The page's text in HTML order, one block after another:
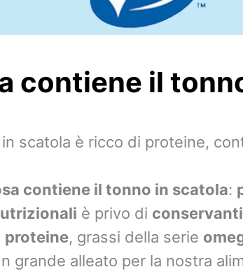
contiene il
scatola è ricco di proteine,
contiene il tonno in scatola:
è privo di conservanti
proteine, grassi della serie
grande alleato per la nostra